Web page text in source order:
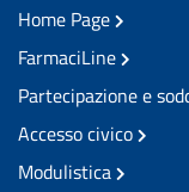
Home Page
FarmaciLine
Partecipazione e
Accesso civico
Modulistica